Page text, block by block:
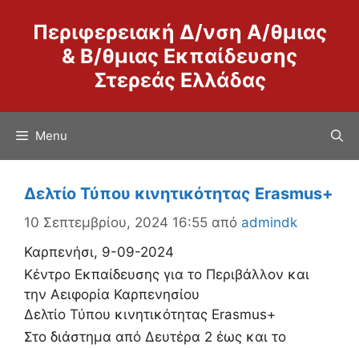
περιεχόμενο
Περιφερειακή Δ/νση Α/θμιας
& Β/θμιας Εκπαίδευσης
Στερεάς Ελλάδας
Menu
Δελτίο Τύπου κινητικότητας Erasmus+
10 Σεπτεμβρίου, 2024 16:55 από admindk
Καρπενήσι, 9-09-2024
Κέντρο Εκπαίδευσης για το Περιβάλλον και
την Αειφορία Καρπενησίου
Δελτίο Τύπου κινητικότητας Erasmus+
Στο διάστημα από Δευτέρα 2 έως και το